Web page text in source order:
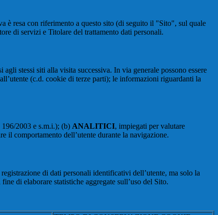
è resa con riferimento a questo sito (di seguito il "Sito", sul quale
di servizi e Titolare del trattamento dati personali.
stessi siti alla visita successiva. In via generale possono essere
(c.d. cookie di terze parti); le informazioni riguardanti la
2003 e s.m.i.); (b) ANALITICI, impiegati per valutare
il comportamento dell’utente durante la navigazione.
di dati personali identificativi dell’utente, ma solo la
di elaborare statistiche aggregate sull’uso del Sito.